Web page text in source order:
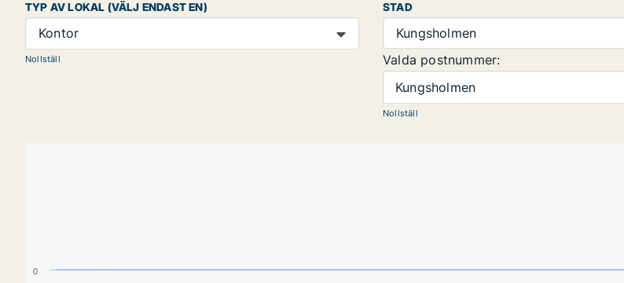
TYP AV LOKAL (VÄLJ ENDAST EN)
Kontor
Nollställ
STAD
Kungsholmen
Valda postnummer:
Kungsholmen
Nollställ
0